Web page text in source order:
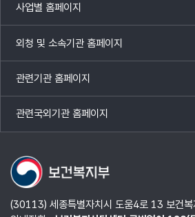
사업별 홈페이지
목록
열기
외청 및 소속기관 홈페이지
목록
열기
관련기관 홈페이지
목록
열기
관련국외기관 홈페이지
목록
열기
(30113) 세종특별자치시 도움4로 13 보건복